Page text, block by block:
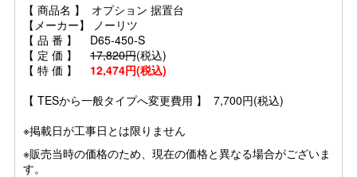
【 商品名 】 オプション 据置台
【メーカー】 ノーリツ
【 品 番 】 D65-450-S
【 定 価 】 17,820円(税込)
【 特 価 】 12,474円(税込)
【 TESから一般タイプへ変更費用 】 7,700円(税込)
※掲載日が工事日とは限りません
※販売当時の価格のため、現在の価格と異なる場合がございま
す。